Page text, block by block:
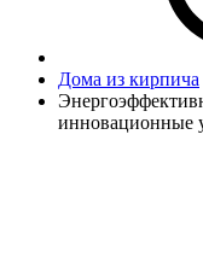
Дома из кирпича
инновационные